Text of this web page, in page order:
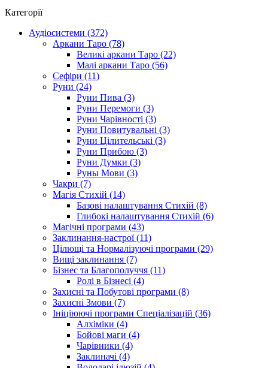
Категорії
Аудіосистеми (372)
Аркани Таро (78)
Великі аркани Таро (22)
Малі аркани Таро (56)
Сефіри (11)
Руни (24)
Руни Пива (3)
Руни Перемоги (3)
Руни Чарівності (3)
Руни Повитувальні (3)
Руни Цілительські (3)
Руни Прибою (3)
Руни Думки (3)
Руны Мови (3)
Чакри (7)
Магія Стихій (14)
Базові налаштування Стихій (8)
Глибокі налаштування Стихій (6)
Магічні програми (43)
Заклинання-настрої (11)
Цілющі та Нормалізуючі програми (29)
Вищі заклинання (7)
Бізнес та Благополуччя (11)
Ролі в Бізнесі (4)
Захисні та Побутові програми (8)
Захисні Змови (7)
Ініціюючі програми Спеціалізацій (36)
Алхіміки (4)
Бойові маги (4)
Чарівники (4)
Заклиначі (4)